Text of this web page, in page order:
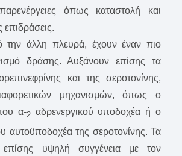
όπως καταστολή και
επιδράσεις.
την άλλη πλευρά, έχουν έναν πιο
δράσης. Αυξάνουν επίσης τα
και της σεροτονίνης,
μηχανισμών, όπως ο
α-2αδρενεργικού υποδοχέα ή ο
αυτοϋποδοχέα της σεροτονίνης. Τα
υψηλή συγγένεια με τον